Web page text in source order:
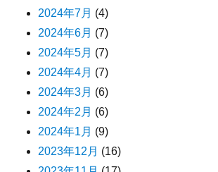
2024年7月 (4)
2024年6月 (7)
2024年5月 (7)
2024年4月 (7)
2024年3月 (6)
2024年2月 (6)
2024年1月 (9)
2023年12月 (16)